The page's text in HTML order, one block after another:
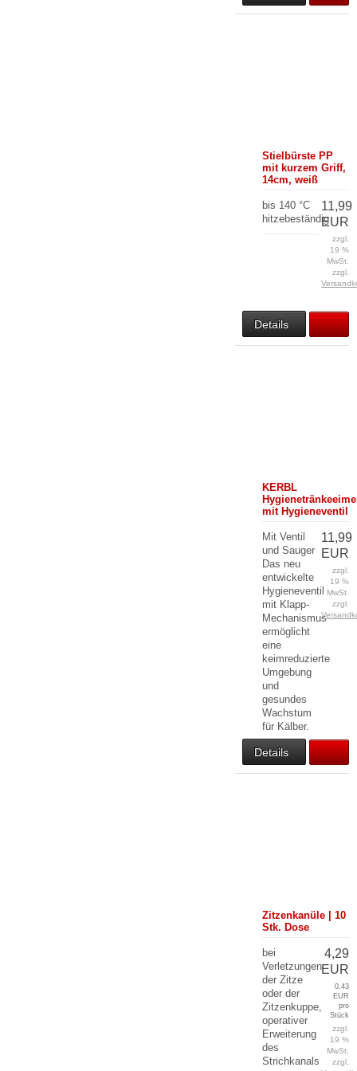
Stielbürste PP
mit kurzem Griff,
14cm, weiß
bis 140 °C
hitzebeständig
11,99
EUR
zzgl.
19 %
MwSt.
zzgl.
Details
KERBL
mit Hygieneventil
Mit Ventil
und Sauger
Das neu
entwickelte
Hygieneventil
mit Klapp-
Mechanismus
ermöglicht
eine
keimreduzierte
Umgebung
und
gesundes
Wachstum
für Kälber.
11,99
EUR
zzgl.
19 %
MwSt.
zzgl.
Details
Zitzenkanüle | 10
Stk. Dose
bei
Verletzungen
der Zitze
oder der
Zitzenkuppe,
operativer
Erweiterung
des
Strichkanals
4,29
EUR
0,43
EUR
pro
Stück
zzgl.
19 %
MwSt.
zzgl.